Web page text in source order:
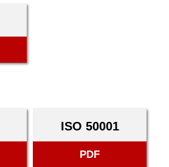
ISO 50001
PDF